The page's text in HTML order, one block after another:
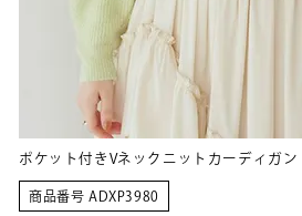
ポケット付きVネックニットカーディガン
商品番号 ADXP3980